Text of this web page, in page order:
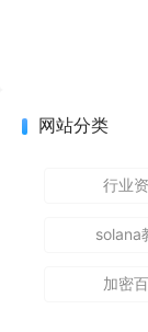
网站分类
行业
solana
加密